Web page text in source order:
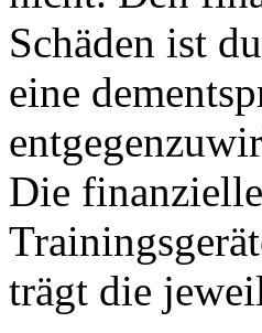
Schäden ist
eine
Die
trägt die